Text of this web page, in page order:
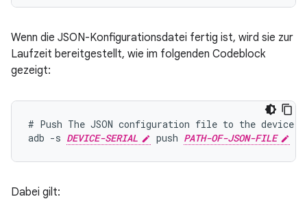
Wenn die JSON-Konfigurationsdatei fertig ist, wird sie zur
Laufzeit bereitgestellt, wie im folgenden Codeblock
gezeigt:
# Push The JSON configuration file to the device
adb -s DEVICE-SERIAL push PATH-OF-JSON-FILE
Dabei gilt: